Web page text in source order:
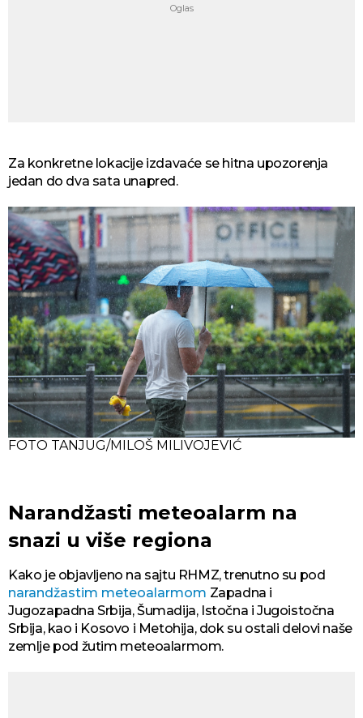
Za konkretne lokacije izdavaće se hitna upozorenja
jedan do dva sata unapred.
FOTO TANJUG/MILOŠ MILIVOJEVIĆ
Narandžasti meteoalarm na
snazi u više regiona
Kako je objavljeno na sajtu RHMZ, trenutno su pod
narandžastim meteoalarmom Zapadna i
Jugozapadna Srbija, Šumadija, Istočna i Jugoistočna
Srbija, kao i Kosovo i Metohija, dok su ostali delovi naše
zemlje pod žutim meteoalarmom.